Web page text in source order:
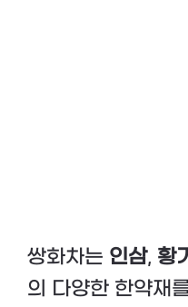
쌍화차는 인삼, 황기
의 다양한 한약재